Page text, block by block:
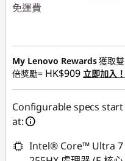
免運費
My Lenovo Rewards獲取雙
倍獎勵= HK$909 立即加入！
Configurable specs start
at:
Intel® Core™ Ultra 7